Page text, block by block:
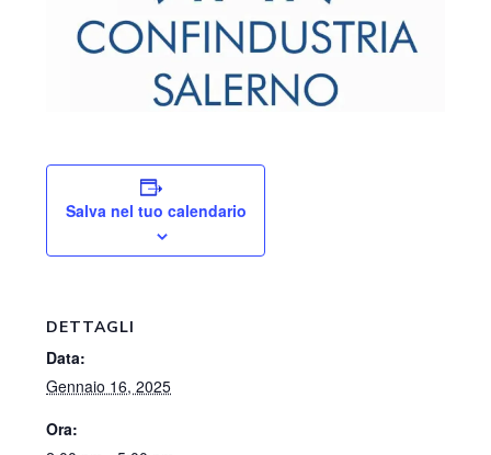
Salva nel tuo calendario
DETTAGLI
Data:
Gennaio 16, 2025
Ora: